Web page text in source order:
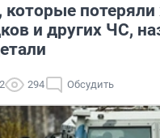
и других ЧС,
294 Обсудить